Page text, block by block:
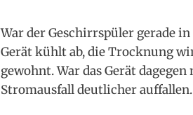
War der Geschirrspüler gerade
Gerät kühlt ab, die Trocknung
gewohnt. War das Gerät
Stromausfall deutlicher auffallen.